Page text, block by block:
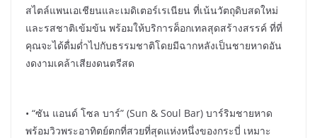
สไตล์แพนเอเชียนและเมดิเตอร์เรเนียน ที่เน้นวัตถุดิบสดใหม่
และรสชาติเข้มข้น พร้อมให้บริการค็อกเทลสุดสร้างสรรค์ ที่ที่
คุณจะได้ดื่มด่ำไปกับธรรมชาติโดยมีฉากหลังเป็นชายหาดอัน
งดงามเคล้าเสียงดนตรีสด
• “ซัน แอนด์ โซล บาร์” (Sun & Soul Bar) บาร์ริมชายหาด
พร้อมวิวพระอาทิตย์ตกที่สวยที่สุดแห่งหนึ่งของกระบี่ เหมาะ